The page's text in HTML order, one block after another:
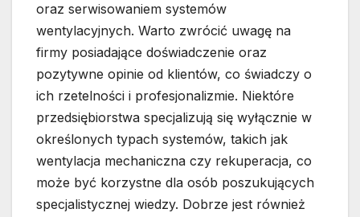
oraz serwisowaniem systemów
wentylacyjnych. Warto zwrócić uwagę na
firmy posiadające doświadczenie oraz
pozytywne opinie od klientów, co świadczy o
ich rzetelności i profesjonalizmie. Niektóre
przedsiębiorstwa specjalizują się wyłącznie w
określonych typach systemów, takich jak
wentylacja mechaniczna czy rekuperacja, co
może być korzystne dla osób poszukujących
specjalistycznej wiedzy. Dobrze jest również